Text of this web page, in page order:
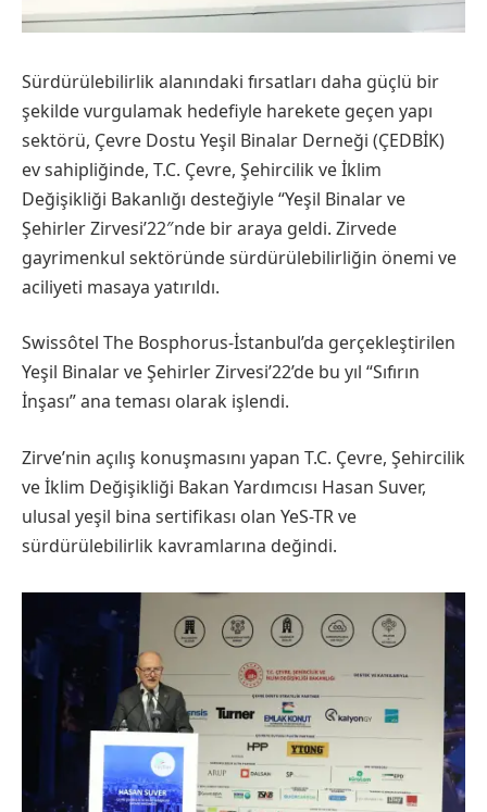
Sürdürülebilirlik alanındaki fırsatları daha güçlü bir
şekilde vurgulamak hedefiyle harekete geçen yapı
sektörü, Çevre Dostu Yeşil Binalar Derneği (ÇEDBİK)
ev sahipliğinde, T.C. Çevre, Şehircilik ve İklim
Değişikliği Bakanlığı desteğiyle “Yeşil Binalar ve
Şehirler Zirvesi’22″nde bir araya geldi. Zirvede
gayrimenkul sektöründe sürdürülebilirliğin önemi ve
aciliyeti masaya yatırıldı.
Swissôtel The Bosphorus-İstanbul’da gerçekleştirilen
Yeşil Binalar ve Şehirler Zirvesi’22’de bu yıl “Sıfırın
İnşası” ana teması olarak işlendi.
Zirve’nin açılış konuşmasını yapan T.C. Çevre, Şehircilik
ve İklim Değişikliği Bakan Yardımcısı Hasan Suver,
ulusal yeşil bina sertifikası olan YeS-TR ve
sürdürülebilirlik kavramlarına değindi.